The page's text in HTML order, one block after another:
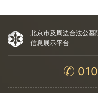
北京市及周边合法公墓
信息展示平台